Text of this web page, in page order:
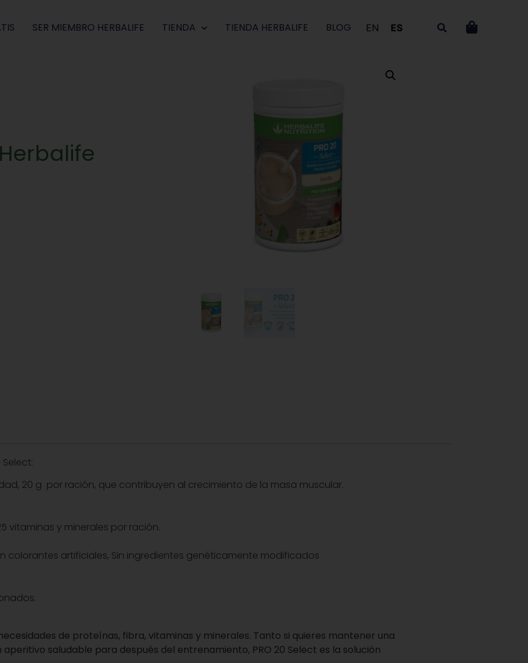
SER MIEMBRO HERBALIFE TIENDA TIENDA HERBALIFE BLOG EN ES
20 g por ración, que contribuyen al crecimiento de la masa muscular.
vitaminas y minerales por ración.
colorantes artificiales, Sin ingredientes genéticamente modificados
de proteínas, fibra, vitaminas y minerales. Tanto si quieres mantener una
saludable para después del entrenamiento, PRO 20 Select es la solución